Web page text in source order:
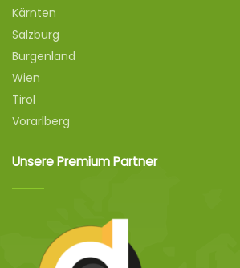
Kärnten
Salzburg
Burgenland
Wien
Tirol
Vorarlberg
Unsere Premium Partner